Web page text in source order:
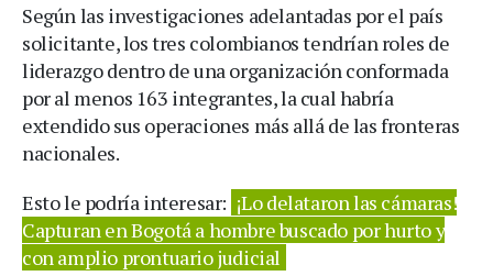
Según las investigaciones adelantadas por el país
solicitante, los tres colombianos tendrían roles de
liderazgo dentro de una organización conformada
por al menos 163 integrantes, la cual habría
extendido sus operaciones más allá de las fronteras
nacionales.
Esto le podría interesar: ¡Lo delataron las cámaras!
Capturan en Bogotá a hombre buscado por hurto y
con amplio prontuario judicial